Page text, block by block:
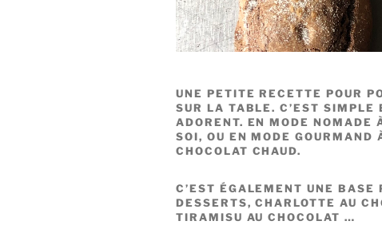
UNE PETITE RECETTE POUR
SUR LA TABLE. C’EST SIMPLE
ADORENT. EN MODE NOMADE
SOI, OU EN MODE GOURMAND
CHOCOLAT CHAUD.
C’EST ÉGALEMENT UNE BASE
DESSERTS, CHARLOTTE AU
TIRAMISU AU CHOCOLAT …